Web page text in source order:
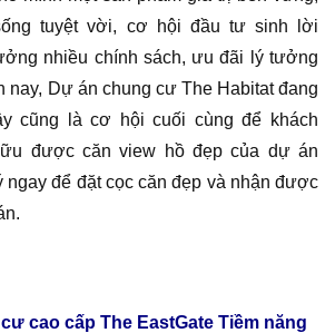
tuyệt vời, cơ hội đầu tư sinh lời
nhiều chính sách, ưu đãi lý tưởng
nay, Dự án chung cư The Habitat đang
cũng là cơ hội cuối cùng để khách
được căn view hồ đẹp của dự án
để đặt cọc căn đẹp và nhận được
cao cấp The EastGate Tiềm năng